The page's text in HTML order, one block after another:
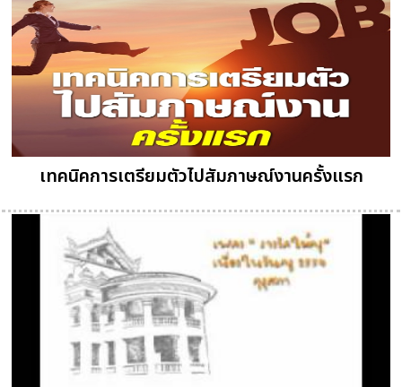
เทคนิคการเตรียมตัวไปสัมภาษณ์งานครั้งแรก